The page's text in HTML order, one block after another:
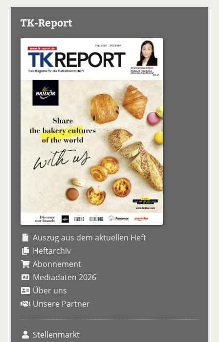
TK-Report
Auszug aus dem aktuellen Heft
Heftarchiv
Abonnement
Mediadaten 2026
Über uns
Unsere Partner
Stellenmarkt